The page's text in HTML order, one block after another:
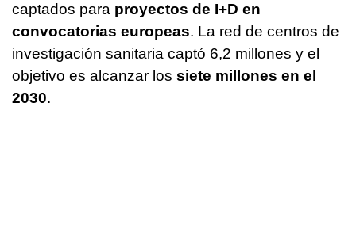
captados para proyectos de I+D en
convocatorias europeas. La red de centros de
investigación sanitaria captó 6,2 millones y el
objetivo es alcanzar los siete millones en el
2030.